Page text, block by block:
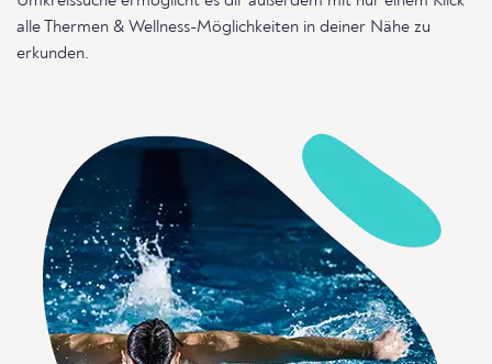
alle Thermen & Wellness-Möglichkeiten in deiner Nähe zu
erkunden.